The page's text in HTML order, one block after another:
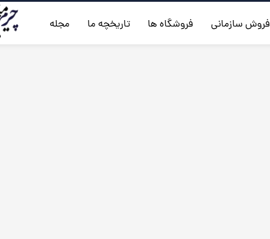
فروش سازمانی فروشگاه ها تاریخچه ما مجله